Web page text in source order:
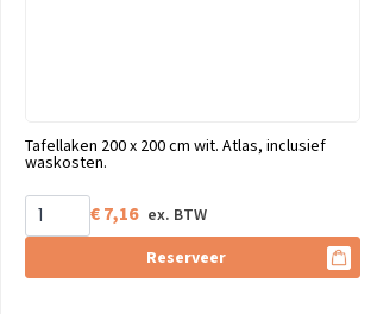
Tafellaken 200 x 200 cm wit. Atlas, inclusief
waskosten.
€7,16
Reserveer